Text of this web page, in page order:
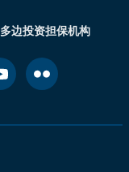
多边投资担保机构